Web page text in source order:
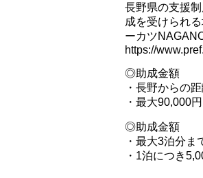
長野県の支援
成を受けられ
ーカツ
https://
◎助成金額
・長野からの
・最大90,000
◎助成金額
・最大3泊分ま
・1泊につき